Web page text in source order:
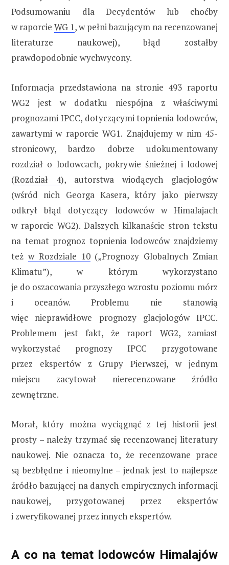
Podsumowaniu dla Decydentów lub choćby
w raporcie WG 1, w pełni bazującym na recenzowanej
literaturze naukowej), błąd zostałby
prawdopodobnie wychwycony.
Informacja przedstawiona na stronie 493 raportu
WG2 jest w dodatku niespójna z właściwymi
prognozami IPCC, dotyczącymi topnienia lodowców,
zawartymi w raporcie WG1. Znajdujemy w nim 45-
stronicowy, bardzo dobrze udokumentowany
rozdział o lodowcach, pokrywie śnieżnej i lodowej
(Rozdział 4), autorstwa wiodących glacjologów
(wśród nich Georga Kasera, który jako pierwszy
odkrył błąd dotyczący lodowców w Himalajach
w raporcie WG2). Dalszych kilkanaście stron tekstu
na temat prognoz topnienia lodowców znajdziemy
też w Rozdziale 10(„Prognozy Globalnych Zmian
Klimatu”), w którym wykorzystano
je do oszacowania przyszłego wzrostu poziomu mórz
i oceanów. Problemu nie stanowią
więc nieprawidłowe prognozy glacjologów IPCC.
Problemem jest fakt, że raport WG2, zamiast
wykorzystać prognozy IPCC przygotowane
przez ekspertów z Grupy Pierwszej, w jednym
miejscu zacytował nierecenzowane źródło
zewnętrzne.
Morał, który można wyciągnąć z tej historii jest
prosty – należy trzymać się recenzowanej literatury
naukowej. Nie oznacza to, że recenzowane prace
są bezbłędne i nieomylne – jednak jest to najlepsze
źródło bazującej na danych empirycznych informacji
naukowej, przygotowanej przez ekspertów
i zweryfikowanej przez innych ekspertów.
A co na temat lodowców Himalajów